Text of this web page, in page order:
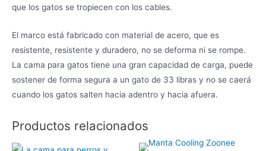
que los gatos se tropiecen con los cables.
El marco está fabricado con material de acero, que es
resistente, resistente y duradero, no se deforma ni se rompe.
La cama para gatos tiene una gran capacidad de carga, puede
sostener de forma segura a un gato de 33 libras y no se caerá
cuando los gatos salten hacia adentro y hacia afuera.
Productos relacionados